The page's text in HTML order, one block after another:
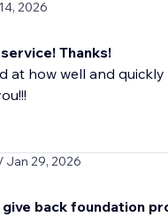
2026
Thanks!
at how well and
Jan 29, 2026
back foundation